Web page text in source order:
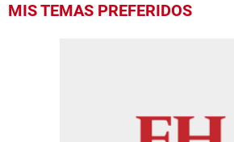
MIS TEMAS PREFERIDOS